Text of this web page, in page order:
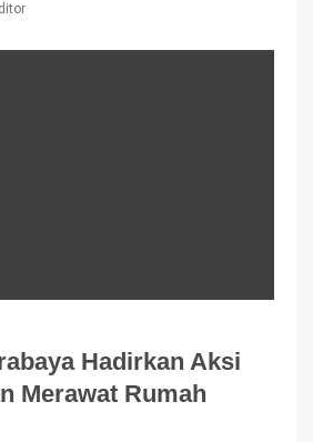
Hadirkan Aksi
Merawat Rumah